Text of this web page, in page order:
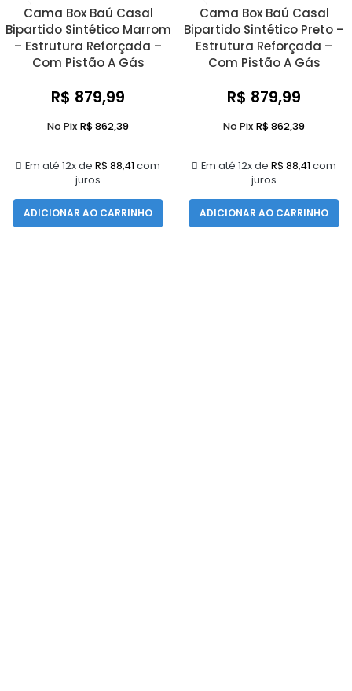
Cama Box Baú Casal
Bipartido Sintético Marrom
– Estrutura Reforçada –
Com Pistão A Gás
R$ 879,99
Em até 12x de R$ 88,41 com
juros
No Pix R$862,39
ADICIONAR AO CARRINHO
Cama Box Baú Casal
Bipartido Sintético Preto –
Estrutura Reforçada –
Com Pistão A Gás
R$ 879,99
Em até 12x de R$ 88,41 com
juros
No Pix R$862,39
ADICIONAR AO CARRINHO